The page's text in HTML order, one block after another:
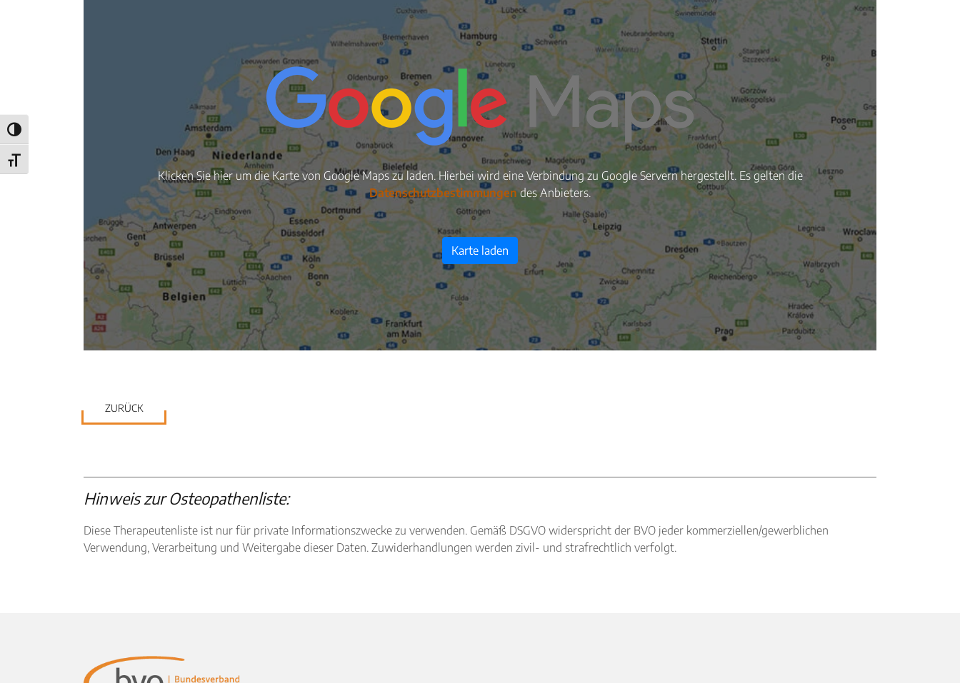
Umschalten auf hohe Kontraste
Schrift vergrößern
Klicken Sie hier um die Karte von Google Maps zu laden. Hierbei wird eine Verbindung zu Google Servern hergestellt. Es gelten die
Datenschutzbestimmungendes Anbieters.
Karte laden
ZURÜCK
Hinweis zur Osteopathenliste:
Diese Therapeutenliste ist nur für private Informationszwecke zu verwenden. Gemäß DSGVO widerspricht der BVO jeder kommerziellen/gewerblichen
Verwendung, Verarbeitung und Weitergabe dieser Daten. Zuwiderhandlungen werden zivil- und strafrechtlich verfolgt.